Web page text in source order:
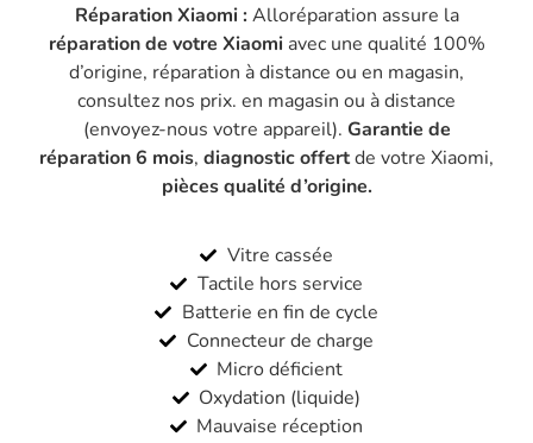
Réparation Xiaomi :Alloréparation assure la
réparation de votre Xiaomi avec une qualité 100%
d’origine, réparation à distance ou en magasin,
consultez nos prix. en magasin ou à distance
(envoyez-nous votre appareil). Garantie de
réparation 6 mois, diagnostic offertde votre Xiaomi,
pièces qualité d’origine.
Vitre cassée
Tactile hors service
Batterie en fin de cycle
Connecteur de charge
Micro déficient
Oxydation (liquide)
Mauvaise réception